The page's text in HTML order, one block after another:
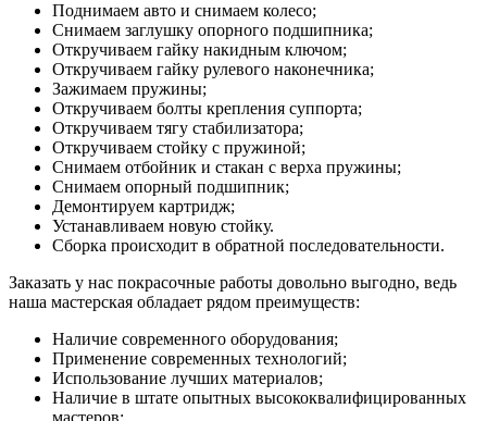
Поднимаем авто и снимаем колесо;
Снимаем заглушку опорного подшипника;
Откручиваем гайку накидным ключом;
Откручиваем гайку рулевого наконечника;
Зажимаем пружины;
Откручиваем болты крепления суппорта;
Откручиваем тягу стабилизатора;
Откручиваем стойку с пружиной;
Снимаем отбойник и стакан с верха пружины;
Снимаем опорный подшипник;
Демонтируем картридж;
Устанавливаем новую стойку.
Сборка происходит в обратной последовательности.
Заказать у нас покрасочные работы довольно выгодно, ведь
наша мастерская обладает рядом преимуществ:
Наличие современного оборудования;
Применение современных технологий;
Использование лучших материалов;
Наличие в штате опытных высококвалифицированных